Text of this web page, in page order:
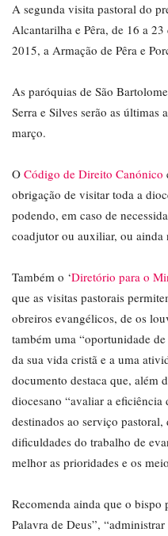
A segunda visita pastoral do
Alcantarilha e Pêra, de 16 a
2015, a Armação de Pêra e
As paróquias de São
Serra e Silves serão as últimas
março.
O Código de Direito Canónico
obrigação de visitar toda a
podendo, em caso de
coadjutor ou auxiliar, ou ainda
Também o ‘Diretório para o
que as visitas pastorais
obreiros evangélicos, de os
também uma “oportunidade
da sua vida cristã e a uma
documento destaca que, além
diocesano “avaliar a eficiência
destinados ao serviço
dificuldades do trabalho de
melhor as prioridades e os
Recomenda ainda que o bispo
Palavra de Deus”,